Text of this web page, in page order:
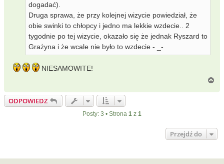
dogadać).
Druga sprawa, że przy kolejnej wizycie powiedział, że
obie swinki to chłopcy i jedno ma lekkie wzdecie.. 2
tygodnie po tej wizycie, okazało się że jednak Ryszard to
Grażyna i że wcale nie było to wzdecie - _-
NIESAMOWITE!
ODPOWIEDZ
Posty: 3 • Strona 1 z 1
Przejdź do